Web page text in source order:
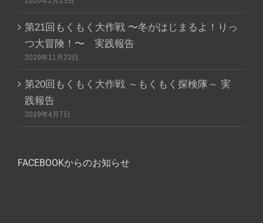
第21回もくもく大作戦 〜冬がはじまるよ！りっ
つ大冒険！〜 実践報告
2019年11月23日
第20回もくもく大作戦 ～もくもく探検隊～ 実
践報告
2019年4月7日
FACEBOOKからのお知らせ